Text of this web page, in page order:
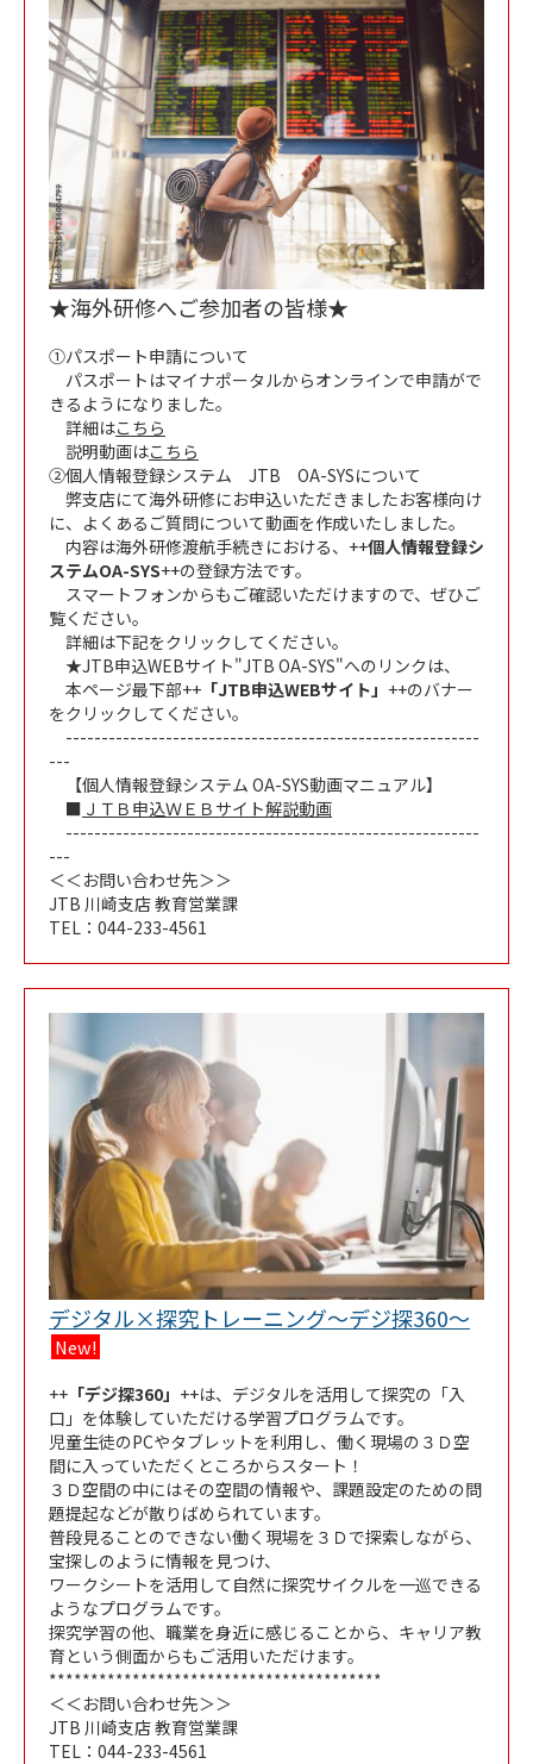
★海外研修へご参加者の皆様★
➀パスポート申請について
パスポートはマイナポータルからオンラインで申請がで
きるようになりました。
詳細はこちら
説明動画はこちら
➁個人情報登録システム JTB OA-SYSについて
弊支店にて海外研修にお申込いただきましたお客様向け
に、よくあるご質問について動画を作成いたしました。
内容は海外研修渡航手続きにおける、++個人情報登録シ
ステムOA-SYS++の登録方法です。
スマートフォンからもご確認いただけますので、ぜひご
覧ください。
詳細は下記をクリックしてください。
★JTB申込WEBサイト"JTB OA-SYS"へのリンクは、
本ページ最下部++ 「JTB申込WEBサイト」 ++のバナー
をクリックしてください。
----------------------------------------------------------
---
【個人情報登録システム OA-SYS動画マニュアル】
■ ＪＴＢ申込ＷＥＢサイト解説動画
----------------------------------------------------------
---
＜＜お問い合わせ先＞＞
JTB 川崎支店 教育営業課
TEL：044-233-4561
デジタル×探究トレーニング～デジ探360～
New!
++ 「デジ探360」 ++は、デジタルを活用して探究の「入
口」を体験していただける学習プログラムです。
児童生徒のPCやタブレットを利用し、働く現場の３Ｄ空
間に入っていただくところからスタート！
３Ｄ空間の中にはその空間の情報や、課題設定のための問
題提起などが散りばめられています。
普段見ることのできない働く現場を３Ｄで探索しながら、
宝探しのように情報を見つけ、
ワークシートを活用して自然に探究サイクルを一巡できる
ようなプログラムです。
探究学習の他、職業を身近に感じることから、キャリア教
育という側面からもご活用いただけます。
****************************************
＜＜お問い合わせ先＞＞
JTB 川崎支店 教育営業課
TEL：044-233-4561